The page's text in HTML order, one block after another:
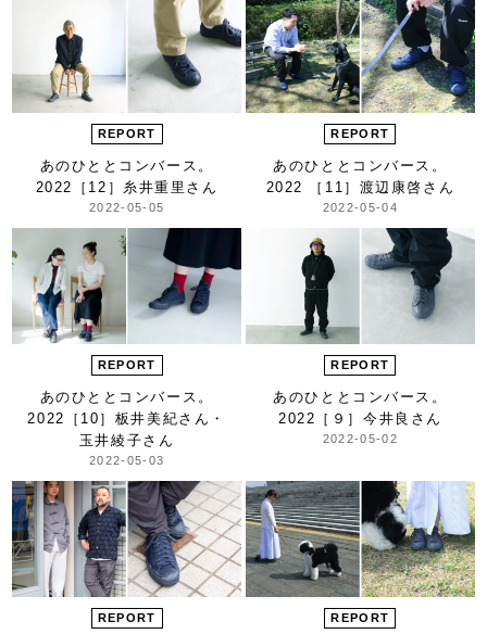
REPORT
あのひととコンバース。
2022
［12］糸井重里さん
2022-05-05
REPORT
あのひととコンバース。
2022 ［11］渡辺康啓さん
2022-05-04
REPORT
あのひととコンバース。
2022
［10］板井美紀さん・
玉井綾子さん
2022-05-03
REPORT
あのひととコンバース。
2022 ［９］今井良さん
2022-05-02
REPORT REPORT